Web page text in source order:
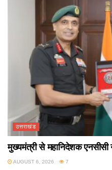
उत्तराखंड
मुख्यमंत्री से महानिदेशक एनसीसी
AUGUST 6, 2026 7